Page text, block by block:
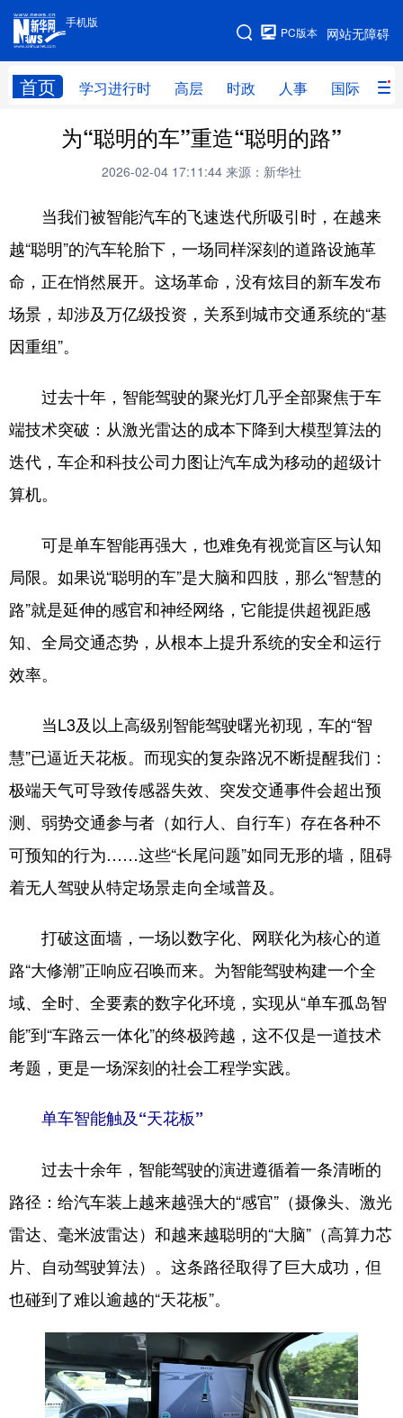
手机版
网站无障碍
PC版本
首页 学习进行时 高层 时政 人事 国际 财
手机版
网站地图
学习进行时 高层 时政 人事
财经 网评
台湾 思客智库 全球连线 教育
科技 科普 体育 文化
健康 军事 访谈 视频
图片 中央文件 金融 汽车
溯源中国 城市 旅游 能源
会展 彩票 娱乐 时尚
悦读 公益 书画 一带一路
地方频道
北京 天津 河北 山西
山东 河南 湖北 湖南
四川 贵州 云南 西藏
陕西 甘肃 青海 宁夏
新疆 内蒙古 黑龙江
多语种频道
English Español Français عربى
Русский язык 日本語 한국어
Deutsch Português
为“聪明的车”重造“聪明的路”
2026-02-04 17:11:44 来源：新华社
当我们被智能汽车的飞速迭代所吸引时，在越来
越“聪明”的汽车轮胎下，一场同样深刻的道路设施革
命，正在悄然展开。这场革命，没有炫目的新车发布
场景，却涉及万亿级投资，关系到城市交通系统的“基
因重组”。
过去十年，智能驾驶的聚光灯几乎全部聚焦于车
端技术突破：从激光雷达的成本下降到大模型算法的
迭代，车企和科技公司力图让汽车成为移动的超级计
算机。
可是单车智能再强大，也难免有视觉盲区与认知
局限。如果说“聪明的车”是大脑和四肢，那么“智慧的
路”就是延伸的感官和神经网络，它能提供超视距感
知、全局交通态势，从根本上提升系统的安全和运行
效率。
当L3及以上高级别智能驾驶曙光初现，车的“智
慧”已逼近天花板。而现实的复杂路况不断提醒我们：
极端天气可导致传感器失效、突发交通事件会超出预
测、弱势交通参与者（如行人、自行车）存在各种不
可预知的行为……这些“长尾问题”如同无形的墙，阻碍
着无人驾驶从特定场景走向全域普及。
打破这面墙，一场以数字化、网联化为核心的道
路“大修潮”正响应召唤而来。为智能驾驶构建一个全
域、全时、全要素的数字化环境，实现从“单车孤岛智
能”到“车路云一体化”的终极跨越，这不仅是一道技术
考题，更是一场深刻的社会工程学实践。
单车智能触及“天花板”
过去十余年，智能驾驶的演进遵循着一条清晰的
路径：给汽车装上越来越强大的“感官”（摄像头、激光
雷达、毫米波雷达）和越来越聪明的“大脑”（高算力芯
片、自动驾驶算法）。这条路径取得了巨大成功，但
也碰到了难以逾越的“天花板”。